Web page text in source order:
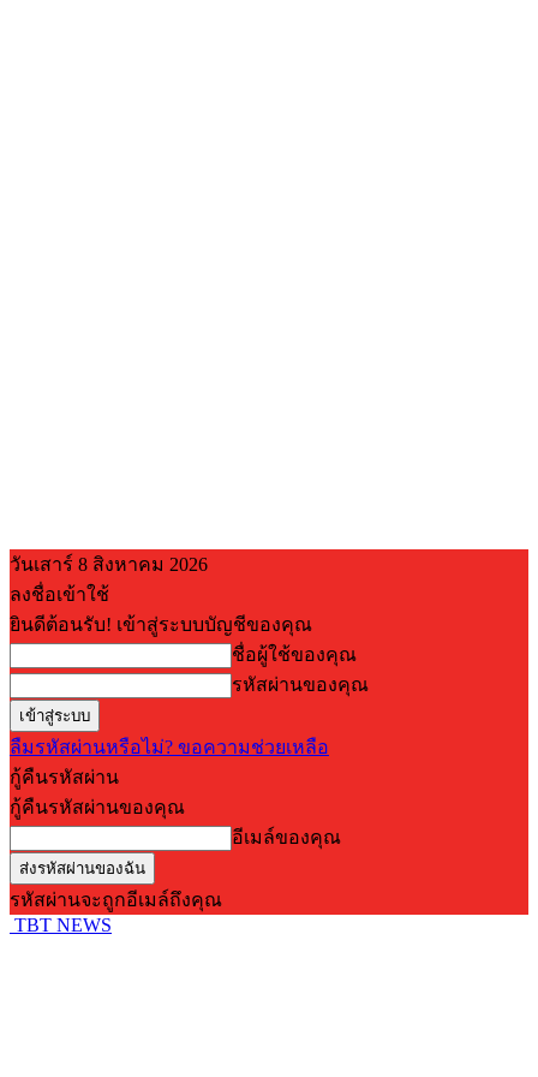
วันเสาร์ 8 สิงหาคม 2026
ลงชื่อเข้าใช้
ยินดีต้อนรับ! เข้าสู่ระบบบัญชีของคุณ
ชื่อผู้ใช้ของคุณ
รหัสผ่านของคุณ
ลืมรหัสผ่านหรือไม่? ขอความช่วยเหลือ
กู้คืนรหัสผ่าน
กู้คืนรหัสผ่านของคุณ
อีเมล์ของคุณ
รหัสผ่านจะถูกอีเมล์ถึงคุณ
TBT NEWS